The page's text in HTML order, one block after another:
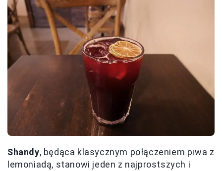
Shandy, będąca klasycznym połączeniem piwa z
lemoniadą, stanowi jeden z najprostszych i